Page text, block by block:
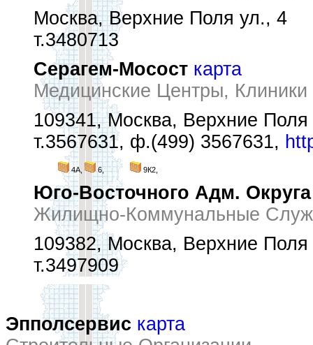
Москва, Верхние Поля ул., 4
т.3480713
Серагем-Мосост карта
Медицинские Центры, Клиники
109341, Москва, Верхние Поля
т.3567631, ф.(499) 3567631,
4А, 6, 9К2,
Юго-Восточного Адм.
Жилищно-Коммунальные
109382, Москва, Верхние Поля
т.3497909
Эпполсервис карта